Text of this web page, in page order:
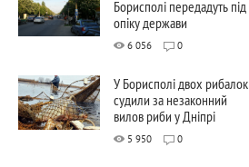
Борисполі передадуть під
опіку держави
6 056 0
У Борисполі двох рибалок
судили за незаконний
вилов риби у Дніпрі
5 950 0